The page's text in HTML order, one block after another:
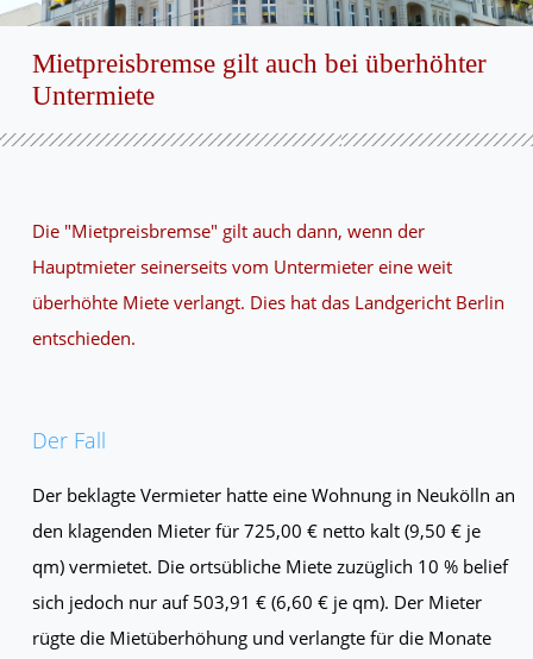
Mietpreisbremse gilt auch bei überhöhter
Untermiete
Die "Mietpreisbremse" gilt auch dann, wenn der
Hauptmieter seinerseits vom Untermieter eine weit
überhöhte Miete verlangt. Dies hat das Landgericht Berlin
entschieden.
Der Fall
Der beklagte Vermieter hatte eine Wohnung in Neukölln an
den klagenden Mieter für 725,00 € netto kalt (9,50 € je
qm) vermietet. Die ortsübliche Miete zuzüglich 10 % belief
sich jedoch nur auf 503,91 € (6,60 € je qm). Der Mieter
rügte die Mietüberhöhung und verlangte für die Monate